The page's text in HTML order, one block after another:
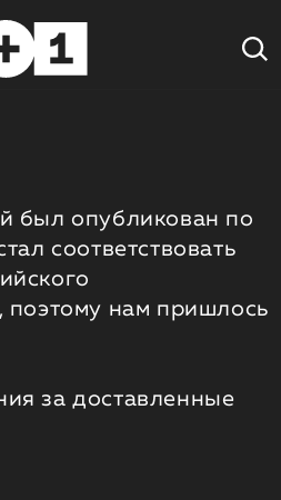
был опубликован по
соответствовать
поэтому нам пришлось
за доставленные